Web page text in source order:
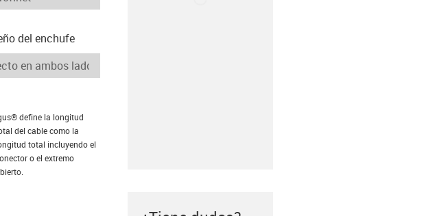
del enchufe
icon-info
define la longitud
del cable como la
total incluyendo el
o el extremo